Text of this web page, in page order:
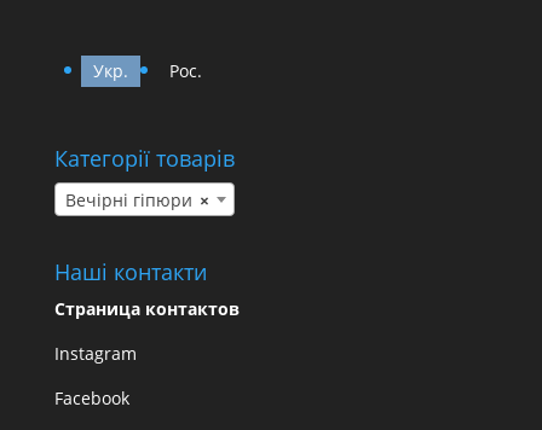
Укр. Рос.
Категорії товарів
×
Вечірні гіпюри
Наші контакти
Страница контактов
Instagram
Facebook